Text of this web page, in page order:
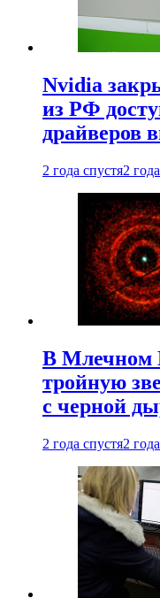
Nvidia
из РФ
драйверов
2 года спустя2
В Млечном
тройную
с черной
2 года спустя2